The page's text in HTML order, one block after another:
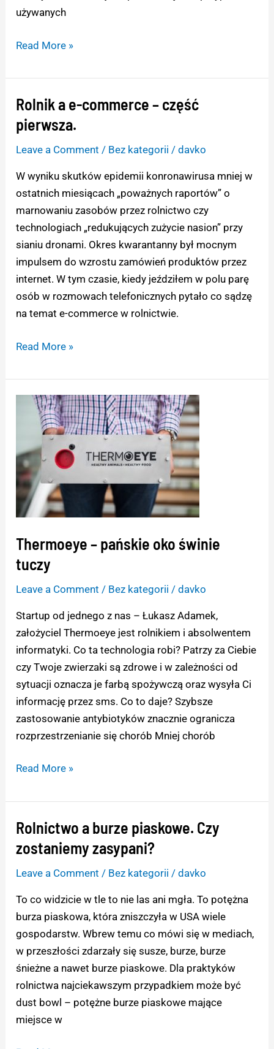
używanych
Read More »
Rolnik a e-commerce – część
pierwsza.
Leave a Comment / Bez kategorii /davko
W wyniku skutków epidemii konronawirusa mniej w
ostatnich miesiącach „poważnych raportów” o
marnowaniu zasobów przez rolnictwo czy
technologiach „redukujących zużycie nasion” przy
sianiu dronami. Okres kwarantanny był mocnym
impulsem do wzrostu zamówień produktów przez
internet. W tym czasie, kiedy jeździłem w polu parę
osób w rozmowach telefonicznych pytało co sądzę
na temat e-commerce w rolnictwie.
Rolnik
a
e-
commerce
–
część
Read More »
Thermoeye – pańskie oko świnie
tuczy
Leave a Comment / Bez kategorii /davko
Startup od jednego z nas – Łukasz Adamek,
założyciel Thermoeye jest rolnikiem i absolwentem
informatyki. Co ta technologia robi? Patrzy za Ciebie
czy Twoje zwierzaki są zdrowe i w zależności od
sytuacji oznacza je farbą spożywczą oraz wysyła Ci
informację przez sms. Co to daje? Szybsze
zastosowanie antybiotyków znacznie ogranicza
rozprzestrzenianie się chorób Mniej chorób
Thermoeye
pańskie
oko
świnie
tuczy
Read More »
Rolnictwo a burze piaskowe. Czy
zostaniemy zasypani?
Leave a Comment / Bez kategorii /davko
To co widzicie w tle to nie las ani mgła. To potężna
burza piaskowa, która zniszczyła w USA wiele
gospodarstw. Wbrew temu co mówi się w mediach,
w przeszłości zdarzały się susze, burze, burze
śnieżne a nawet burze piaskowe. Dla praktyków
rolnictwa najciekawszym przypadkiem może być
dust bowl – potężne burze piaskowe mające
miejsce w
Rolnictwo
a
piaskowe.
Czy
zostaniemy
zasypani?